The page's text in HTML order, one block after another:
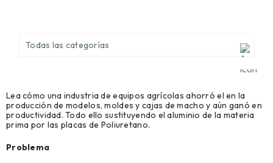
Lea cómo una industria de equipos agrícolas ahorró el en la
producción de modelos, moldes y cajas de macho y aún ganó en
productividad. Todo ello sustituyendo el aluminio de la materia
prima por las placas de Poliuretano.
Problema
Todas las categorías
Agronegocio (2)
Biblioteca técnica (7)
Casos de Éxito (9)